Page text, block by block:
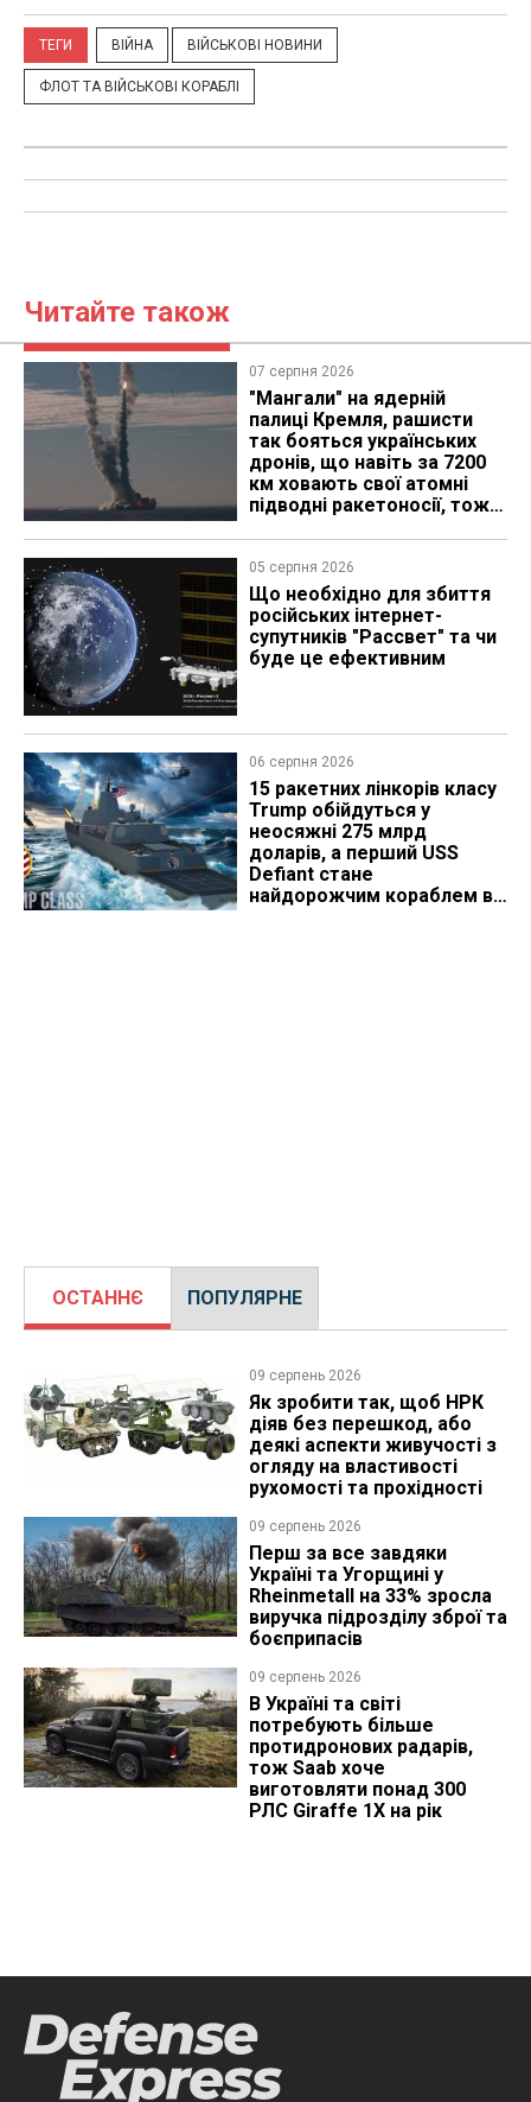
ТЕГИ ВІЙНА ВІЙСЬКОВІ НОВИНИ
ФЛОТ ТА ВІЙСЬКОВІ КОРАБЛІ
Читайте також
07 серпня 2026
"Мангали" на ядерній
палиці Кремля, рашисти
так бояться українських
дронів, що навіть за 7200
км ховають свої атомні
підводні ракетоносії, тож
05 серпня 2026
Що необхідно для збиття
російських інтернет-
супутників "Рассвет" та чи
буде це ефективним
06 серпня 2026
15 ракетних лінкорів класу
Trump обійдуться у
неосяжні 275 млрд
доларів, а перший USS
Defiant стане
найдорожчим кораблем в
ОСТАННЄ ПОПУЛЯРНЕ
09 серпень 2026
Як зробити так, щоб НРК
діяв без перешкод, або
деякі аспекти живучості з
огляду на властивості
рухомості та прохідності
09 серпень 2026
Перш за все завдяки
Україні та Угорщині у
Rheinmetall на 33% зросла
виручка підрозділу зброї та
боєприпасів
09 серпень 2026
В Україні та світі
потребують більше
протидронових радарів,
тож Saab хоче
виготовляти понад 300
РЛС Giraffe 1X на рік